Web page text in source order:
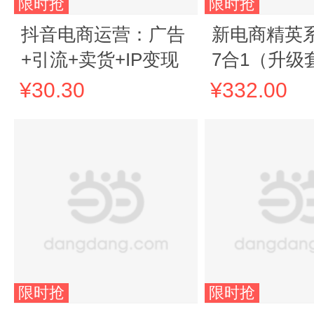
限时抢
抖音电商运营：广告
+引流+卖货+IP变现
¥30.30
限时抢
限时抢
新电商精英
7合1（升级
册）：电商
运营实
¥332.00
限时抢